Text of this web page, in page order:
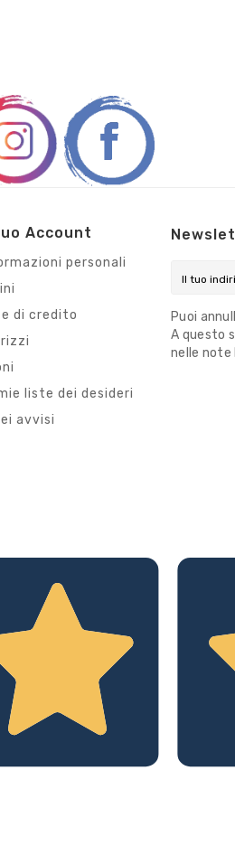
Account
personali
di credito
liste dei desideri
avvisi
Puoi
A questo
nelle note